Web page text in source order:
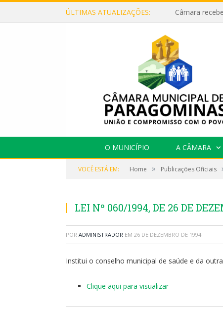
ÚLTIMAS ATUALIZAÇÕES:
O MUNICÍPIO A CÂMARA
VOCÊ ESTÁ EM: Home » Publicações Oficiais
LEI Nº 060/1994, DE 26 DE
POR ADMINISTRADOR EM 26 DE DEZEMBRO DE 1994
Institui o conselho municipal de saúde e da
Clique aqui para visualizar